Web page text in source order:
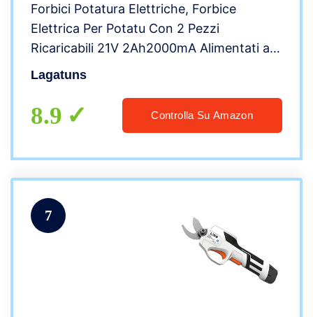
Forbici Potatura Elettriche, Forbice
Elettrica Per Potatu Con 2 Pezzi
Ricaricabili 21V 2Ah2000mA Alimentati a
Batteria al litio e 2 Lame, Diametro di
Lavoro
Lagatuns
8.9 Controlla Su Amazon
7